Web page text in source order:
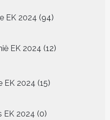
EK 2024 9494
EK 2024 12
producten
EK 2024 15
producten
EK 2024 00